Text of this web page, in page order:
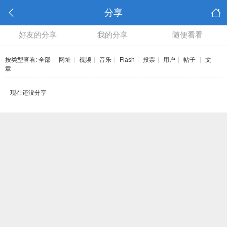
分享
好友的分享 我的分享 随便看看
按类型查看: 全部 网址 视频 音乐 Flash 投票 用户 帖子
文
章
现在还没分享